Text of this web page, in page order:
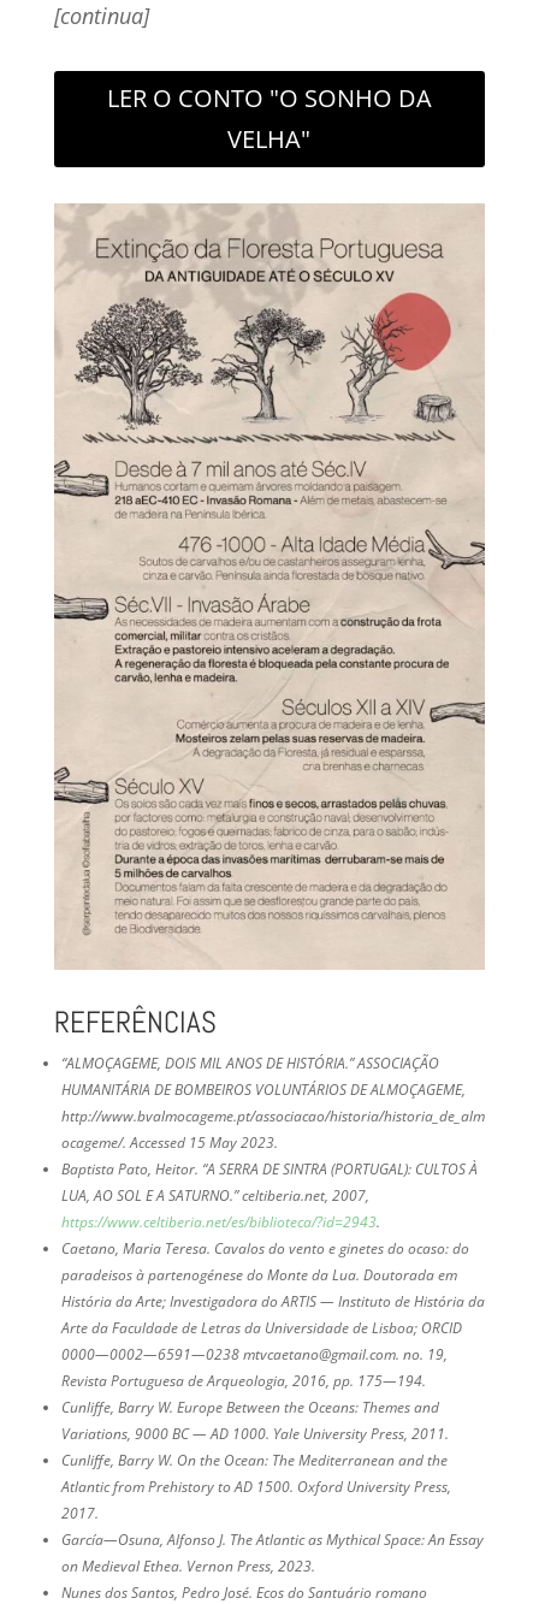
[continua]
LER O CONTO "O SONHO DA
VELHA"
REFERÊNCIAS
“ALMOÇAGEME, DOIS MIL ANOS DE HISTÓRIA.”ASSOCIAÇÃO
HUMANITÁRIA DE BOMBEIROS VOLUNTÁRIOS DE ALMOÇAGEME,
http://www.bvalmocageme.pt/associacao/historia/historia_de_alm
ocageme/. Accessed 15 May 2023.
Baptista Pato, Heitor. “A SERRA DE SINTRA (PORTUGAL): CULTOS À
LUA, AO SOL E A SATURNO.”celtiberia.net, 2007,
https://www.celtiberia.net/es/biblioteca/?id=2943.
Caetano, Maria Teresa. Cavalos do vento e ginetes do ocaso: do
paradeisos à partenogénese do Monte da Lua. Doutorada em
História da Arte; Investigadora do ARTIS — Instituto de História da
Arte da Faculdade de Letras da Universidade de Lisboa; ORCID
0000—0002—6591—0238 mtvcaetano@gmail.com. no. 19,
Revista Portuguesa de Arqueologia, 2016, pp. 175—194.
Cunliffe, Barry W. Europe Between the Oceans: Themes and
Variations, 9000 BC — AD 1000. Yale University Press, 2011.
Cunliffe, Barry W. On the Ocean: The Mediterranean and the
Atlantic from Prehistory to AD 1500. Oxford University Press,
2017.
García—Osuna, Alfonso J. The Atlantic as Mythical Space: An Essay
on Medieval Ethea. Vernon Press, 2023.
Nunes dos Santos, Pedro José. Ecos do Santuário romano